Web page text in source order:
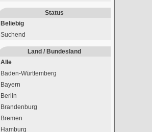
Status
Beliebig
Suchend
Land / Bundesland
Alle
Baden-Württemberg
Bayern
Berlin
Brandenburg
Bremen
Hamburg